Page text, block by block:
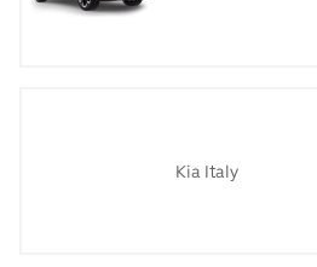
Kia Italy